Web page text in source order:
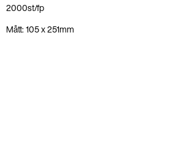
2000st/fp
Mått: 105 x 251mm